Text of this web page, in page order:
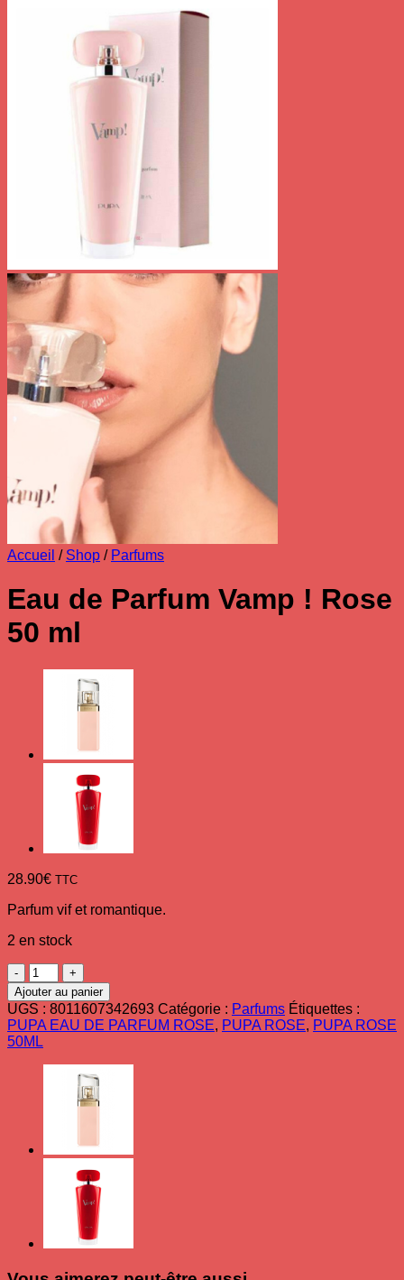
Accueil / Shop / Parfums
Eau de Parfum Vamp ! Rose
50 ml
28.90€ TTC
Parfum vif et romantique.
2 en stock
quantité
de
Eau
de
Parfum
Vamp
Ajouter au panier
UGS : 8011607342693 Catégorie : Parfums Étiquettes :
PUPA EAU DE PARFUM ROSE, PUPA ROSE, PUPA ROSE
50ML